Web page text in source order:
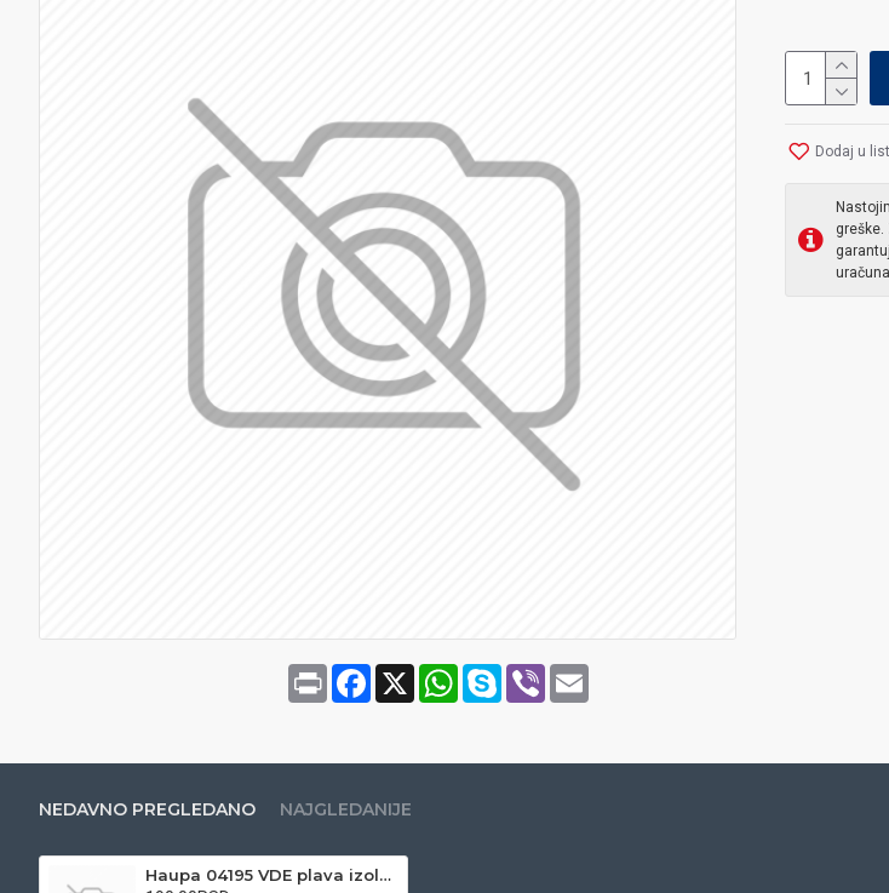
Print Facebook
X WhatsApp
SkypeViber
Dodaj u
NEDAVNO PREGLEDANO NAJGLEDANIJE
Haupa 04195 VDE plava izolaciona traka 19mmx20m